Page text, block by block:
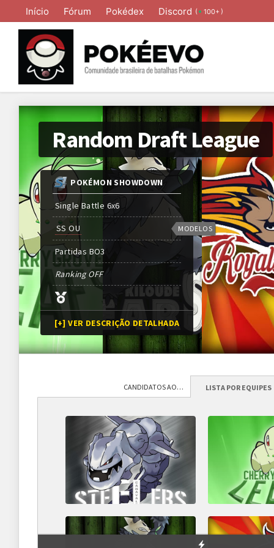
Início Fórum Pokédex Discord ( 100+ )
Random Draft League
POKÉMON SHOWDOWN
Single Battle 6x6
SS OU
Partidas BO3
Ranking OFF
[+] VER DESCRIÇÃO DETALHADA
MODELOS
Programação
Abertura das inscrições 15h00
Sorteio das chaves 17/05/2020 (previsão*)
*Conforme cronograma
Prazo para cada fase/rodada 7 dias
Inscrições
CANDIDATOS AO DRAFT (51)
LISTA POR EQUIPES
---